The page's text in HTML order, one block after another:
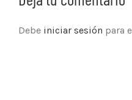
Debe iniciar sesión para